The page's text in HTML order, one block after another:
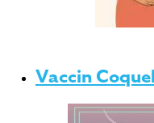
Vaccin